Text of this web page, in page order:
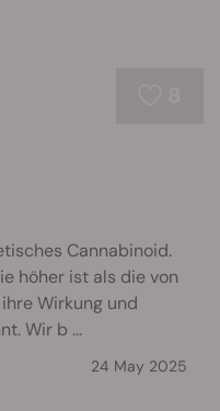
Cannabinoid.
höher ist als die von
Wirkung und
Wir b ...
24 May 2025